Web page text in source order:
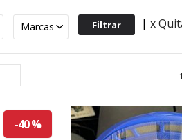
Marcas | x
-40 %